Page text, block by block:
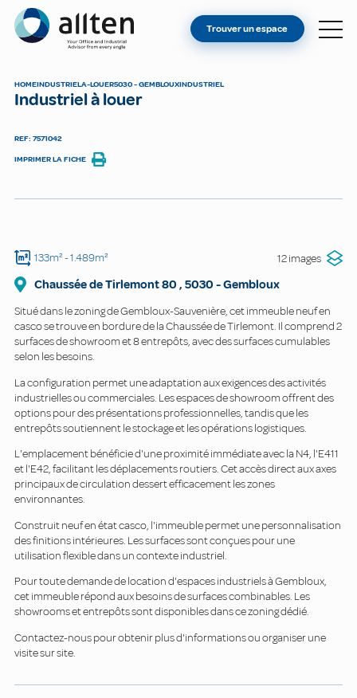
Allten
TROUVER UN ESPACE
Trouver un espace
HOMEINDUSTRIELA-LOUER5030 - GEMBLOUXINDUSTRIEL
Industriel à louer
REF: 7571042
IMPRIMER LA FICHE
133m²- 1.489m² 12 images
Chaussée de Tirlemont80 , 5030 -Gembloux
Situé dans le zoning de Gembloux-Sauvenière, cet immeuble neuf en
casco se trouve en bordure de la Chaussée de Tirlemont. Il comprend 2
surfaces de showroom et 8 entrepôts, avec des surfaces cumulables
selon les besoins.
La configuration permet une adaptation aux exigences des activités
industrielles ou commerciales. Les espaces de showroom offrent des
options pour des présentations professionnelles, tandis que les
entrepôts soutiennent le stockage et les opérations logistiques.
L'emplacement bénéficie d'une proximité immédiate avec la N4, l'E411
et l'E42, facilitant les déplacements routiers. Cet accès direct aux axes
principaux de circulation dessert efficacement les zones
environnantes.
Construit neuf en état casco, l'immeuble permet une personnalisation
des finitions intérieures. Les surfaces sont conçues pour une
utilisation flexible dans un contexte industriel.
Pour toute demande de location d'espaces industriels à Gembloux,
cet immeuble répond aux besoins de surfaces combinables. Les
showrooms et entrepôts sont disponibles dans ce zoning dédié.
Contactez-nous pour obtenir plus d'informations ou organiser une
visite sur site.